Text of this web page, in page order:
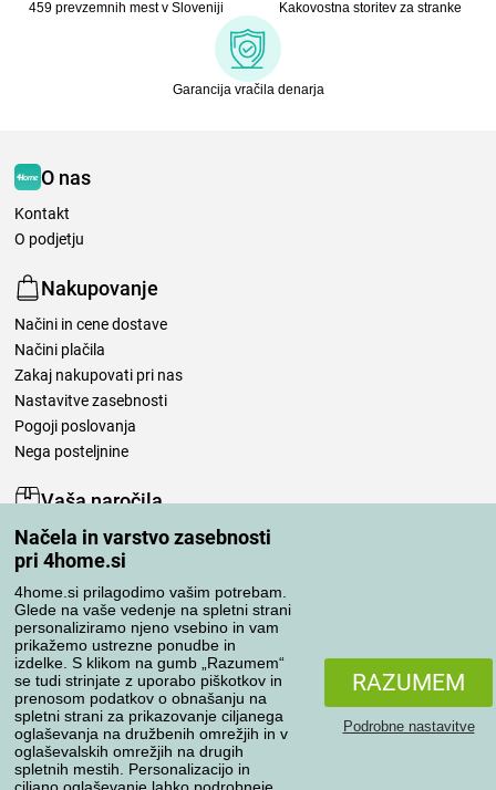
Načela in varstvo zasebnosti
pri 4home.si
4home.si prilagodimo vašim potrebam.
Glede na vaše vedenje na spletni strani
personaliziramo njeno vsebino in vam
prikažemo ustrezne ponudbe in
izdelke. S klikom na gumb „Razumem“
se tudi strinjate z uporabo piškotkov in
prenosom podatkov o obnašanju na
spletni strani za prikazovanje ciljanega
oglaševanja na družbenih omrežjih in v
oglaševalskih omrežjih na drugih
spletnih mestih. Personalizacijo in
RAZUMEM
Podrobne nastavitve
459 prevzemnih mest v Sloveniji Kakovostna storitev za stranke
Garancija vračila denarja
O nas
Kontakt
O podjetju
Nakupovanje
Načini in cene dostave
Načini plačila
Zakaj nakupovati pri nas
Nastavitve zasebnosti
Pogoji poslovanja
Nega posteljnine
Vaša naročila
Moj račun
Pregled naročil
Reklamacija
Odstop od kupoprodajne pogodbe
Pravila obdelave ocen
Načini prevoza
Načini plačila